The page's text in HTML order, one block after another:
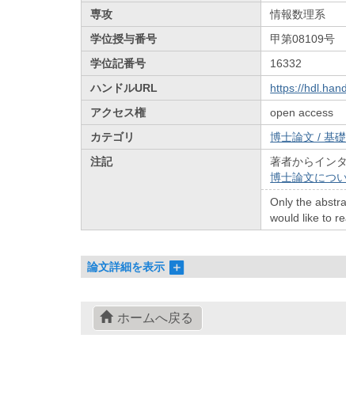
専攻
情報数理系
学位授与番号
甲第08109号
学位記番号
16332
ハンドルURL
https://
アクセス権
open access
カテゴリ
博士論文 / 基
注記
著者からイン
博士論文につ
Only the
would like to
論文詳細を表示
ホームへ戻る